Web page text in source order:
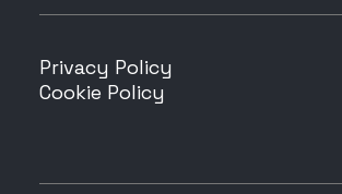
Privacy Policy
Cookie Policy